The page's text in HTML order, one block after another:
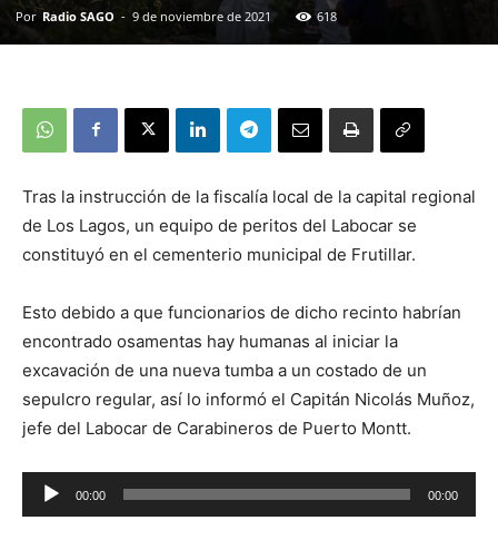
Por Radio SAGO - 9 de noviembre de 2021 618
Tras la instrucción de la fiscalía local de la capital regional
de Los Lagos, un equipo de peritos del Labocar se
constituyó en el cementerio municipal de Frutillar.
Esto debido a que funcionarios de dicho recinto habrían
encontrado osamentas hay humanas al iniciar la
excavación de una nueva tumba a un costado de un
sepulcro regular, así lo informó el Capitán Nicolás Muñoz,
jefe del Labocar de Carabineros de Puerto Montt.
Reproductor
de
00:00 00:00